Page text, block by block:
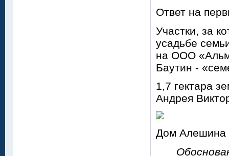
Ответ на
Участки, за
усадьбе
на ООО
Баутин -
1,7 гектара
Андрея
Дом Алешина